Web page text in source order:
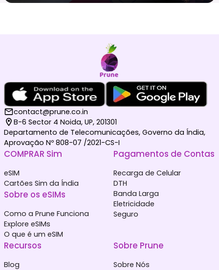
contact@prune.co.in
B-6 Sector 4 Noida, UP, 201301
Departamento de Telecomunicações, Governo da Índia,
Aprovação Nº 808-07 /2021-CS-I
COMPRAR Sim
eSIM
Cartões Sim da Índia
Sobre os eSIMs
Como a Prune Funciona
Explore eSIMs
O que é um eSIM
Pagamentos de Contas
Recarga de Celular
DTH
Banda Larga
Eletricidade
Seguro
Recursos
Blog
Sobre Prune
Sobre Nós